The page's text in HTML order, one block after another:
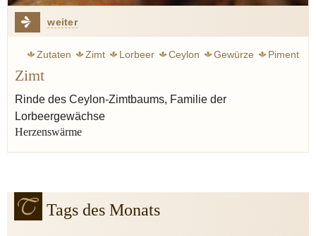
weiter
Zutaten Zimt Lorbeer Ceylon Gewürze
Piment
Zimt
Rinde des Ceylon-Zimtbaums, Familie der
Lorbeergewächse
Herzenswärme
Tags des Monats